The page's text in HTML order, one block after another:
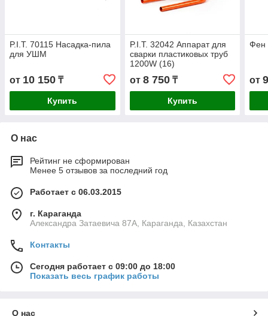
P.I.T. 70115 Насадка-пила
для УШМ
от 10 150 ₸
Купить
P.I.T. 32042 Аппарат для
сварки пластиковых труб
1200W (16)
от 8 750₸
Купить
Фен
от
О нас
Рейтинг не сформирован
Менее 5 отзывов за последний год
Работает с 06.03.2015
г. Караганда
Александра Затаевича 87А, Караганда, Казахстан
Контакты
Сегодня работает с 09:00 до 18:00
Показать весь график работы
О нас